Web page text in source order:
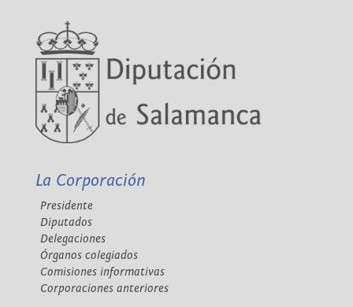
La Corporación
Presidente
Diputados
Delegaciones
Órganos colegiados
Comisiones informativas
Corporaciones anteriores